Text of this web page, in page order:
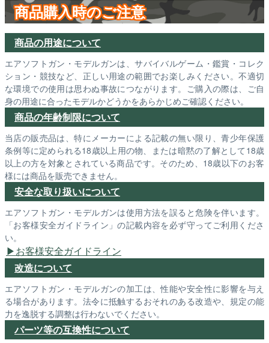
商品購入時のご注意
商品の用途について
エアソフトガン・モデルガンは、サバイバルゲーム・鑑賞・コレク
ション・競技など、正しい用途の範囲でお楽しみください。不適切
な環境での使用は思わぬ事故につながります。ご購入の際は、ご自
身の用途に合ったモデルかどうかをあらかじめご確認ください。
商品の年齢制限について
当店の販売品は、特にメーカーによる記載の無い限り、青少年保護
条例等に定められる18歳以上用の物、または暗黙の了解として18歳
以上の方を対象とされている商品です。そのため、18歳以下のお客
様には商品を販売できません。
安全な取り扱いについて
エアソフトガン・モデルガンは使用方法を誤ると危険を伴います。
「お客様安全ガイドライン」の記載内容を必ず守ってご利用くださ
い。
お客様安全ガイドライン
改造について
エアソフトガン・モデルガンの加工は、性能や安全性に影響を与え
る場合があります。法令に抵触するおそれのある改造や、規定の能
力を逸脱する調整は行わないでください。
パーツ等の互換性について